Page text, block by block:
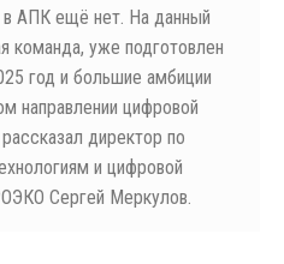
в АПК ещё нет. На данный
команда, уже подготовлен
год и большие амбиции
направлении цифровой
директор по
и цифровой
Сергей Меркулов.